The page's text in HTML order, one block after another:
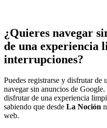
¿Quieres navegar
de una experiencia
interrupciones?
Puedes registrarse y disfrutar de
navegar sin anuncios de Google.
disfrutar de una experiencia
sabiendo que desde La Noción
web.